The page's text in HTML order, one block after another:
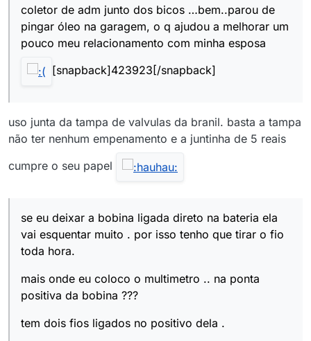
coletor de adm junto dos bicos …bem..parou de
pingar óleo na garagem, o q ajudou a melhorar um
pouco meu relacionamento com minha esposa
[snapback]423923[/snapback]
uso junta da tampa de valvulas da branil. basta a tampa
não ter nenhum empenamento e a juntinha de 5 reais
cumpre o seu papel
se eu deixar a bobina ligada direto na bateria ela
vai esquentar muito . por isso tenho que tirar o fio
toda hora.
mais onde eu coloco o multimetro .. na ponta
positiva da bobina ???
tem dois fios ligados no positivo dela .